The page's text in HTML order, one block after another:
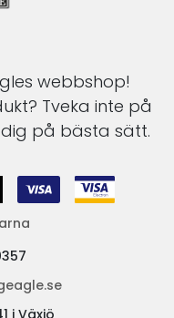
webbshop!
Tveka inte på
på bästa sätt.
i Växjö